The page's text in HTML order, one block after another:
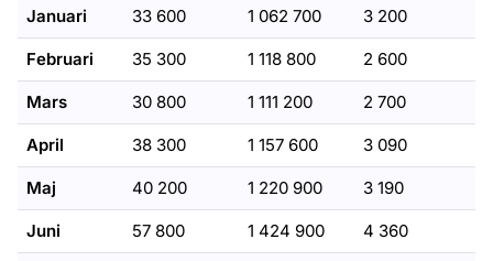
Januari 33 600 1 062 700 3 200
Februari 35 300 1 118 800 2 600
Mars 30 800 1 111 200 2 700
April 38 300 1 157 600 3 090
Maj 40 200 1 220 900 3 190
Juni 57 800 1 424 900 4 360